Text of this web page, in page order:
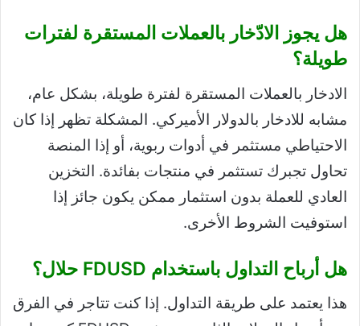
هل يجوز الادّخار بالعملات المستقرة لفترات
طويلة؟
الادخار بالعملات المستقرة لفترة طويلة، بشكل عام،
مشابه للادخار بالدولار الأميركي. المشكلة تظهر إذا كان
الاحتياطي مستثمر في أدوات ربوية، أو إذا المنصة
تحاول تجبرك تستثمر في منتجات بفائدة. التخزين
العادي للعملة بدون استثمار ممكن يكون جائز إذا
استوفيت الشروط الأخرى.
هل أرباح التداول باستخدام FDUSD حلال؟
هذا يعتمد على طريقة التداول. إذا كنت تتاجر في الفرق